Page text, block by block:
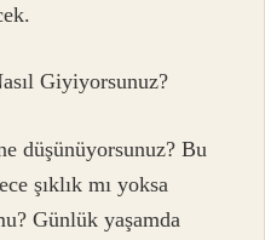
Giyiyorsunuz?
düşünüyorsunuz? Bu
şıklık mı yoksa
Günlük yaşamda